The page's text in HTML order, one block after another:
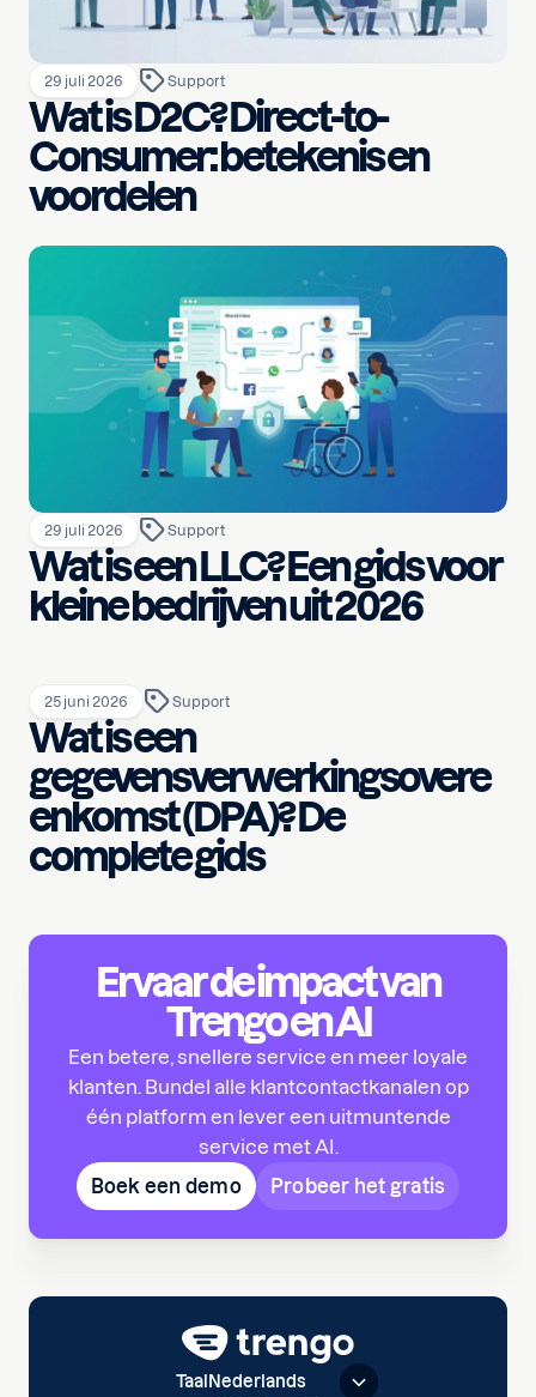
29 juli 2026 Support
Wat is D2C? Direct-to-
Consumer: betekenis en
voordelen
29 juli 2026 Support
Wat is een LLC? Een gids voor
kleine bedrijven uit 2026
25 juni 2026 Support
Wat is een
gegevensverwerkingsovere
enkomst (DPA)? De
complete gids
Ervaar de impact van
Trengo en AI
Een betere, snellere service en meer loyale
klanten. Bundel alle klantcontactkanalen op
één platform en lever een uitmuntende
service met AI.
Boek een demo
Probeer het gratis
Taal Nederlands